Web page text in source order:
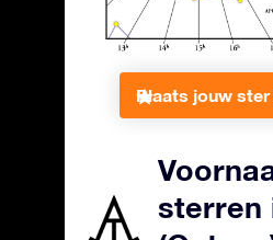
Plaats jouw ster
sterren